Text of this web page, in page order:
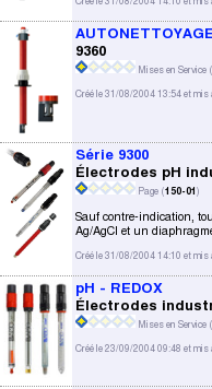
AUTONETTOYAGE
9360
Mises en Service (
Créé le 31/08/2004 13:54 et
Série 9300
Électrodes pH
Page (150-01 )
Sauf contre-indication,
Ag/AgCl et un
Créé le 31/08/2004 14:10 et
pH - REDOX
Électrodes
Mises en Service (
Créé le 23/09/2004 09:48 et